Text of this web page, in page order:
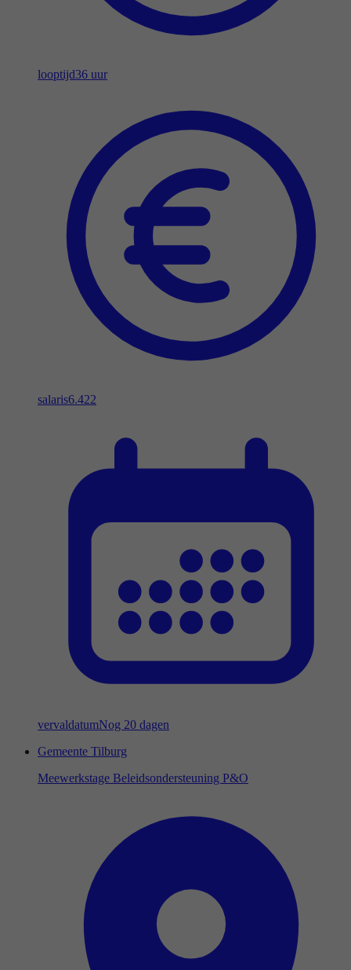
looptijd36 uur
salaris6.422
vervaldatumNog 20 dagen
Gemeente Tilburg
Meewerkstage Beleidsondersteuning P&O